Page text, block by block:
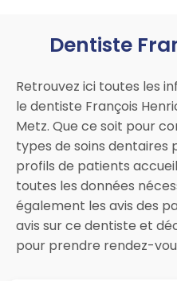
Dentiste
Retrouvez ici toutes les
le dentiste François
Metz. Que ce soit pour
types de soins dentaires
profils de patients
toutes les données
également les avis des
avis sur ce dentiste et
pour prendre rendez-